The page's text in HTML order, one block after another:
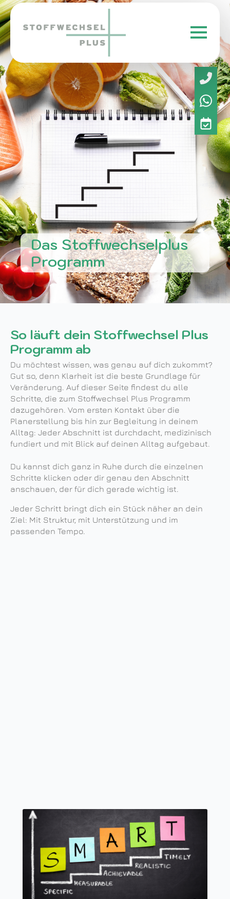
Das Stoffwechselplus
Programm
So läuft dein Stoffwechsel Plus
Programm ab
Du möchtest wissen, was genau auf dich zukommt?
Gut so, denn Klarheit ist die beste Grundlage für
Veränderung. Auf dieser Seite findest du alle
Schritte, die zum Stoffwechsel Plus Programm
dazugehören. Vom ersten Kontakt über die
Planerstellung bis hin zur Begleitung in deinem
Alltag: Jeder Abschnitt ist durchdacht, medizinisch
fundiert und mit Blick auf deinen Alltag aufgebaut.
Du kannst dich ganz in Ruhe durch die einzelnen
Schritte klicken oder dir genau den Abschnitt
anschauen, der für dich gerade wichtig ist.
Jeder Schritt bringt dich ein Stück näher an dein
Ziel: Mit Struktur, mit Unterstützung und im
passenden Tempo.